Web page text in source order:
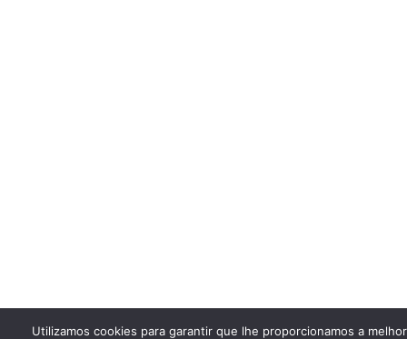
Utilizamos cookies para garantir que lhe proporcionamos a